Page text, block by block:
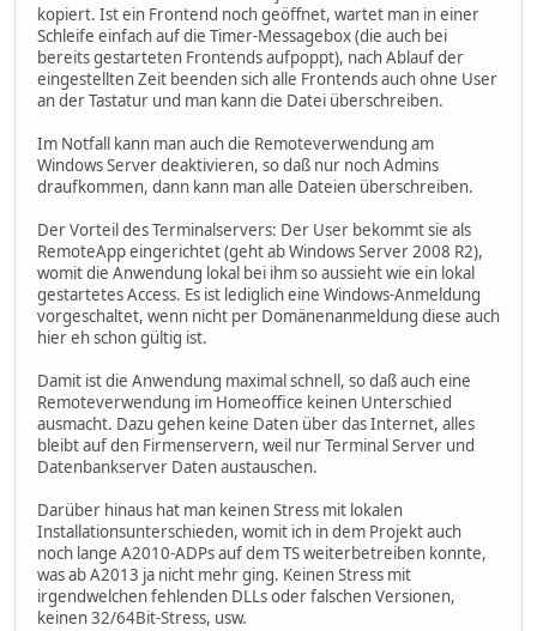
kopiert. Ist ein Frontend noch geöffnet, wartet man in einer
Schleife einfach auf die Timer-Messagebox (die auch bei
bereits gestarteten Frontends aufpoppt), nach Ablauf der
eingestellten Zeit beenden sich alle Frontends auch ohne User
an der Tastatur und man kann die Datei überschreiben.
Im Notfall kann man auch die Remoteverwendung am
Windows Server deaktivieren, so daß nur noch Admins
draufkommen, dann kann man alle Dateien überschreiben.
Der Vorteil des Terminalservers: Der User bekommt sie als
RemoteApp eingerichtet (geht ab Windows Server 2008 R2),
womit die Anwendung lokal bei ihm so aussieht wie ein lokal
gestartetes Access. Es ist lediglich eine Windows-Anmeldung
vorgeschaltet, wenn nicht per Domänenanmeldung diese auch
hier eh schon gültig ist.
Damit ist die Anwendung maximal schnell, so daß auch eine
Remoteverwendung im Homeoffice keinen Unterschied
ausmacht. Dazu gehen keine Daten über das Internet, alles
bleibt auf den Firmenservern, weil nur Terminal Server und
Datenbankserver Daten austauschen.
Darüber hinaus hat man keinen Stress mit lokalen
Installationsunterschieden, womit ich in dem Projekt auch
noch lange A2010-ADPs auf dem TS weiterbetreiben konnte,
was ab A2013 ja nicht mehr ging. Keinen Stress mit
irgendwelchen fehlenden DLLs oder falschen Versionen,
keinen 32/64Bit-Stress, usw.